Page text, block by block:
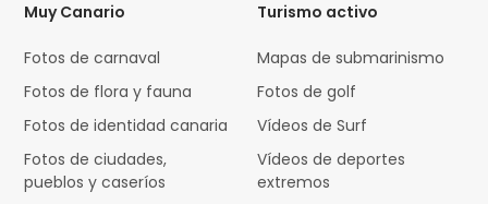
Muy Canario
Fotos de carnaval
Fotos de flora y fauna
Fotos de identidad canaria
Fotos de ciudades,
pueblos y caseríos
Turismo activo
Mapas de submarinismo
Fotos de golf
Vídeos de Surf
Vídeos de deportes
extremos